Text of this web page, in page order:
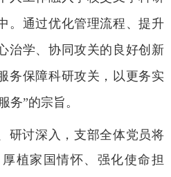
。通过优化管理流程、提升
治学、协同攻关的良好创新
务保障科研攻关，以更务实
务”的宗旨。
研讨深入，支部全体党员将
植家国情怀、强化使命担